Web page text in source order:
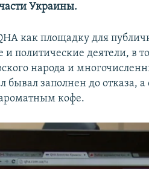
Украины.
как площадку для
политические деятели, в
народа и
бывал заполнен до отказа,
кофе.